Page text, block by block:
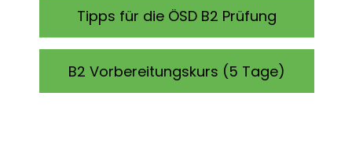
Tipps für die ÖSD B2 Prüfung
B2 Vorbereitungskurs (5 Tage)